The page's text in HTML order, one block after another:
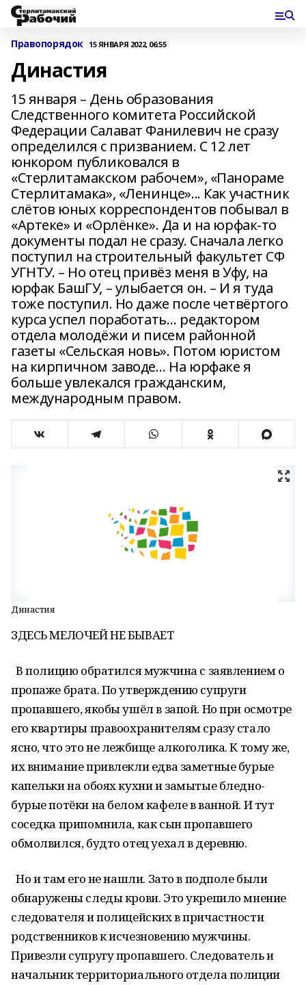
Правопорядок 15 ЯНВАРЯ 2022, 06:55
Династия
15 января – День образования
Следственного комитета Российской
Федерации Салават Фанилевич не сразу
определился с призванием. С 12 лет
юнкором публиковался в
«Стерлитамакском рабочем», «Панораме
Стерлитамака», «Ленинце»... Как участник
слётов юных корреспондентов побывал в
«Артеке» и «Орлёнке». Да и на юрфак-то
документы подал не сразу. Сначала легко
поступил на строительный факультет СФ
УГНТУ. – Но отец привёз меня в Уфу, на
юрфак БашГУ, – улыбается он. – И я туда
тоже поступил. Но даже после четвёртого
курса успел поработать… редактором
отдела молодёжи и писем районной
газеты «Сельская новь». Потом юристом
на кирпичном заводе… На юрфаке я
больше увлекался гражданским,
международным правом.
Династия
ЗДЕСЬ МЕЛОЧЕЙ НЕ БЫВАЕТ
В полицию обратился мужчина с заявлением о
пропаже брата. По утверждению супруги
пропавшего, якобы ушёл в запой. Но при осмотре
его квартиры правоохранителям сразу стало
ясно, что это не лежбище алкоголика. К тому же,
их внимание привлекли едва заметные бурые
капельки на обоях кухни и замытые бледно-
бурые потёки на белом кафеле в ванной. И тут
соседка припомнила, как сын пропавшего
обмолвился, будто отец уехал в деревню.
Но и там его не нашли. Зато в подполе были
обнаружены следы крови. Это укрепило мнение
следователя и полицейских в причастности
родственников к исчезновению мужчины.
Привезли супругу пропавшего. Следователь и
начальник территориального отдела полиции